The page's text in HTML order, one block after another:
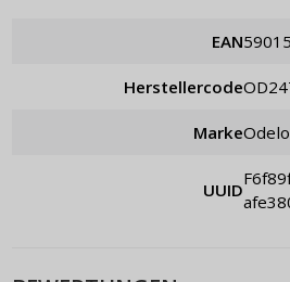
EAN
Herstellercode
Marke Odelo
UUID
f6f89f12-848f-42e5-8c7d-